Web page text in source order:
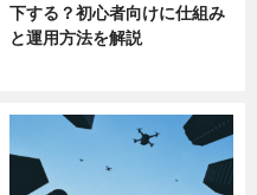
下する？初心者向けに仕組み
と運用方法を解説